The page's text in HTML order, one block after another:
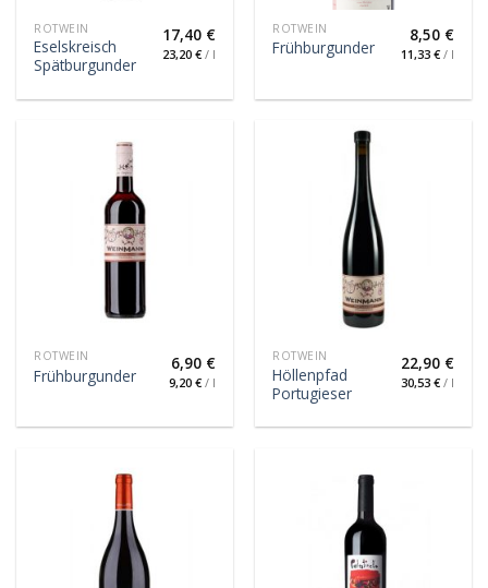
ROTWEIN
Eselskreisch
Spätburgunder
17,40 €
23,20 €/ l
ROTWEIN
Frühburgunder
8,50 €
11,33 €/ l
ROTWEIN
Frühburgunder
6,90 €
9,20 €/ l
ROTWEIN
Höllenpfad
Portugieser
22,90 €
30,53 €/ l